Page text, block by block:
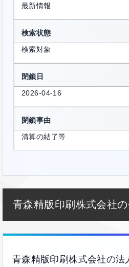
最新情報
検索状態
検索対象
閉鎖日
2026-04-16
閉鎖事由
清算の結了等
青森精版印刷株式会社
青森精版印刷株式会社の法